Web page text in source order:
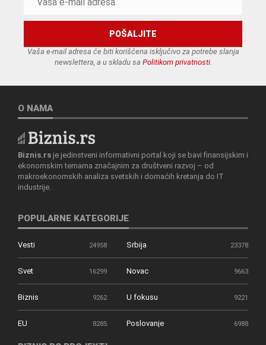
Vaša e-mail adresa će biti korišćena isključivo za potrebe slanja
newslettera, a u skladu sa Politikom privatnosti.
O NAMA
Biznis.rs je jedinstveni informativni portal koji se bavi finansijskim i
ekonomskim temama značajnim za društveni razvoj – od
makroekonomskih analiza svetskih i domaćih kretanja do IT
industrije.
POPULARNE KATEGORIJE
Vesti 24958 Srbija 23378
Svet 16299 Novac 9663
Biznis 9262 U fokusu 9221
EU 8285 Poslovanje 6988